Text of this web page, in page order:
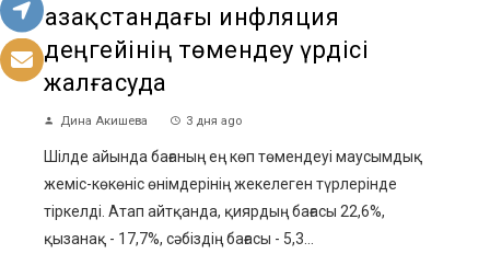
Қазақстандағы инфляция
деңгейінің төмендеу үрдісі
жалғасуда
Дина Акишева 3 дня ago
Шілде айында бағаның ең көп төмендеуі маусымдық
жеміс-көкөніс өнімдерінің жекелеген түрлерінде
тіркелді. Атап айтқанда, қиярдың бағасы 22,6%,
қызанақ - 17,7%, сәбіздің бағасы - 5,3...